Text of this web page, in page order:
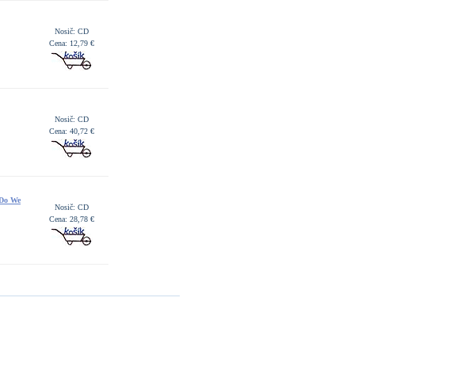
Nosič: CD
Cena: 12,79 €
Nosič: CD
Cena: 40,72 €
We
Nosič: CD
Cena: 28,78 €